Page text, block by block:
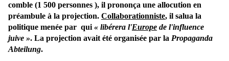
comble (1 500 personnes ), il prononça une allocution en
préambule à la projection. Collaborationniste, il salua la
politique menée par qui « libérera l'Europe de l'influence
juive ». La projection avait été organisée par la Propaganda
Abteilung.